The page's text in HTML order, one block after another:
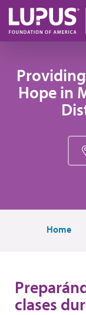
Pasar al contenido
Hope in
Home
clases